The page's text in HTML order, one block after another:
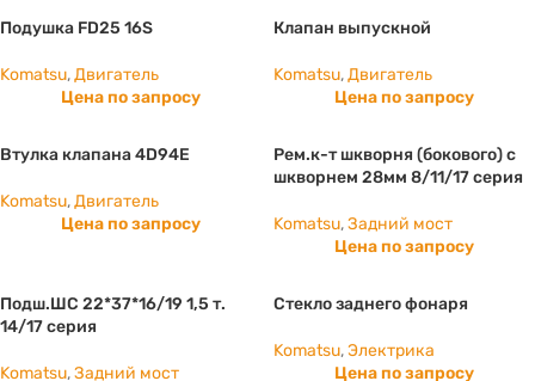
Подушка FD25 16S
Komatsu,Двигатель
Цена по запросу
Клапан выпускной
Komatsu,Двигатель
Цена по запросу
Втулка клапана 4D94E
Komatsu,Двигатель
Цена по запросу
Рем.к-т шкворня (бокового) с
шкворнем 28мм 8/11/17 серия
Komatsu,Задний мост
Цена по запросу
Подш.ШС 22*37*16/19 1,5 т.
14/17 серия
Komatsu,Задний мост
Стекло заднего фонаря
Komatsu,Электрика
Цена по запросу